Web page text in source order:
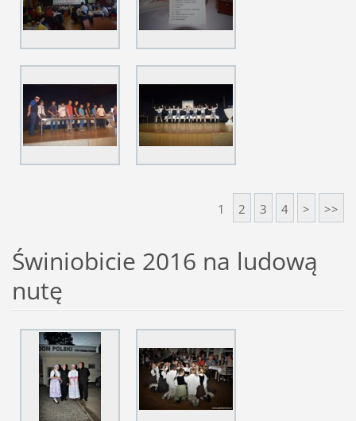
1 2 3 4 > >>
Świniobicie 2016 na ludową
nutę